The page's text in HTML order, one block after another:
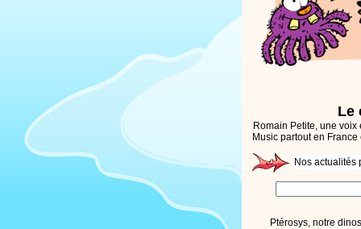
Le
Romain Petite, une
Music partout en
Nos actualités
Ptérosys, notre